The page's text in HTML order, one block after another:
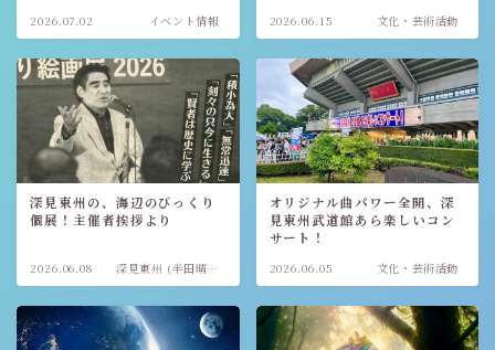
2026.07.02 イベント情報 2026.06.15 文化・芸術活動
深見東州の、海辺のびっくり
個展！主催者挨拶より
2026.06.08
深見東州 (半田晴
久)
オリジナル曲パワー全開、深
見東州武道館あら楽しいコン
サート！
2026.06.05 文化・芸術活動